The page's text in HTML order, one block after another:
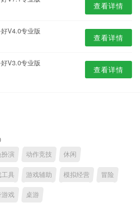
查看详情
V4.0专业版
查看详情
V3.0专业版
查看详情
演 动作竞技 休闲
具 游戏辅助 模拟经营 冒险
戏 桌游